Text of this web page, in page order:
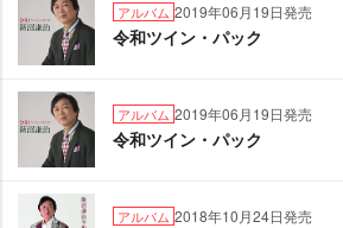
アルバム 2019年06月19日発売
令和ツイン・パック
アルバム 2019年06月19日発売
令和ツイン・パック
アルバム 2018年10月24日発売